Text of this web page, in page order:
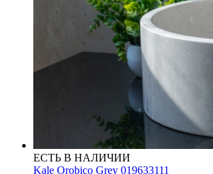
ЕСТЬ В НАЛИЧИИ
Kale Orobico Grey 019633111